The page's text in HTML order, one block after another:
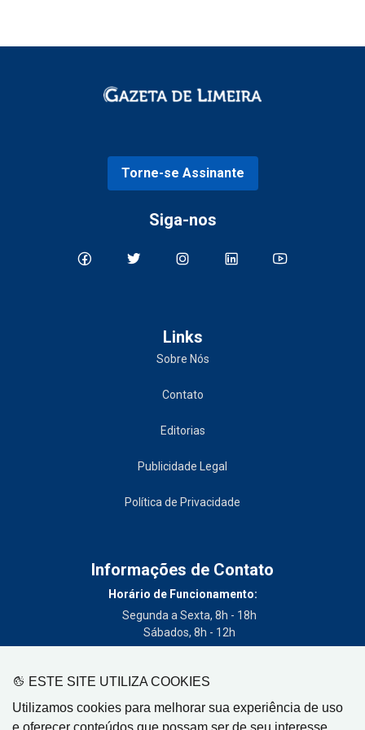
ESTE SITE UTILIZA COOKIES
Utilizamos cookies para melhorar sua experiência de uso
e oferecer conteúdos que possam ser de seu interesse.
Torne-se Assinante
Siga-nos
Links
Sobre Nós
Contato
Editorias
Publicidade Legal
Política de Privacidade
Informações de Contato
Horário de Funcionamento:
Segunda a Sexta, 8h - 18h
Sábados, 8h - 12h
(19) 3404-3700
Circulação:
Limeira - SP, Artur Nogueira - SP, Cordeirópolis - SP,